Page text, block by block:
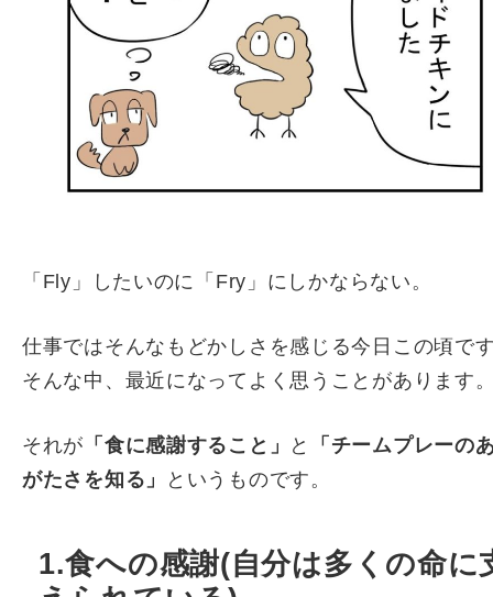
「Fly」したいのに「Fry」にしかならない。
仕事ではそんなもどかしさを感じる今日この頃で
そんな中、最近になってよく思うことがあります
それが 「食に感謝すること」 と
「チームプレーの
がたさを知る」
というものです。
1.食への感謝(自分は多くの命に